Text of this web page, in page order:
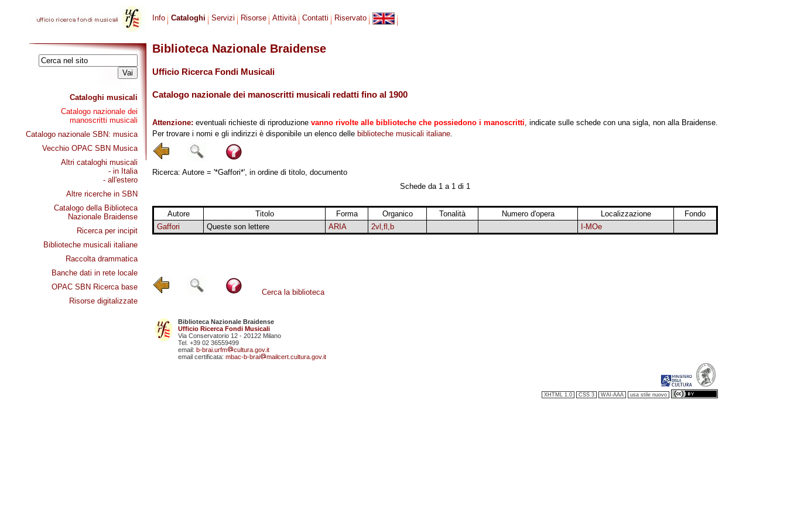
Cataloghi musicali
Catalogo nazionale dei
manoscritti musicali
Catalogo nazionale SBN: musica
Vecchio OPAC SBN Musica
Altri cataloghi musicali
- in Italia
- all'estero
Altre ricerche in SBN
Catalogo della Biblioteca
Nazionale Braidense
Ricerca per incipit
Biblioteche musicali italiane
Raccolta drammatica
Banche dati in rete locale
OPAC SBN Ricerca base
Risorse digitalizzate
Info Cataloghi Servizi Risorse Attività Contatti Riservato
Biblioteca Nazionale Braidense
Ufficio Ricerca Fondi Musicali
Catalogo nazionale dei manoscritti musicali redatti fino al 1900
Attenzione: eventuali richieste di riproduzione vanno rivolte alle biblioteche che possiedono i manoscritti, indicate sulle schede con una sigla, non alla Braidense.
Per trovare i nomi e gli indirizzi è disponibile un elenco delle biblioteche musicali italiane.
Ricerca: Autore = '*Gaffori*', in ordine di titolo, documento
Schede da 1 a 1 di 1
Autore Titolo Forma Organico Tonalità Numero d'opera Localizzazione
Fondo
Gaffori
Queste son lettere ARIA 2vl,fl,b I-MOe
Cerca la biblioteca
Biblioteca Nazionale Braidense
Ufficio Ricerca Fondi Musicali
Via Conservatorio 12 - 20122 Milano
Tel. +39 02 36559499
email: b-brai.urfm
cultura.gov.it
email certificata: mbac-b-brai mailcert.cultura.gov.it
XHTML 1.0 CSS 3 WAI-AAA usa stile nuovo